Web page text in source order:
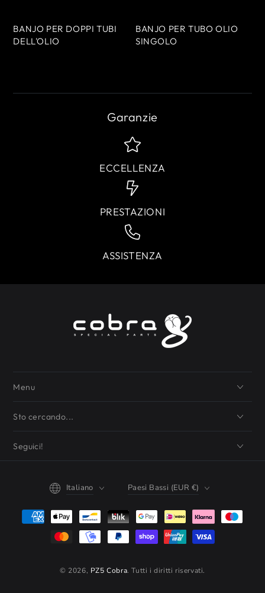
BANJO PER DOPPI TUBI
DELL'OLIO
BANJO PER TUBO OLIO
SINGOLO
Garanzie
ECCELLENZA
PRESTAZIONI
ASSISTENZA
Menu
Sto cercando...
Seguici!
© 2026, PZ5 Cobra. Tutti i diritti riservati.
Lingua
Italiano Paesi Bassi (EUR €)
Modalità